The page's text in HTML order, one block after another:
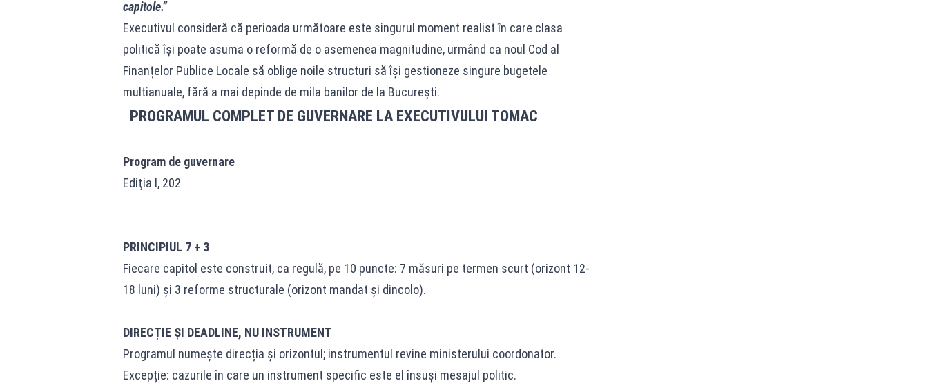
capitole.”
Executivul consideră că perioada următoare este singurul moment realist în care clasa
politică își poate asuma o reformă de o asemenea magnitudine, urmând ca noul Cod al
Finanțelor Publice Locale să oblige noile structuri să își gestioneze singure bugetele
multianuale, fără a mai depinde de mila banilor de la București.
PROGRAMUL COMPLET DE GUVERNARE LA EXECUTIVULUI TOMAC
Program de guvernare
Ediţia I, 202
PRINCIPIUL 7 + 3
Fiecare capitol este construit, ca regulă, pe 10 puncte: 7 măsuri pe termen scurt (orizont 12-
18 luni) și 3 reforme structurale (orizont mandat și dincolo).
DIRECȚIE ȘI DEADLINE, NU INSTRUMENT
Programul numește direcția și orizontul; instrumentul revine ministerului coordonator.
Excepție: cazurile în care un instrument specific este el însuși mesajul politic.